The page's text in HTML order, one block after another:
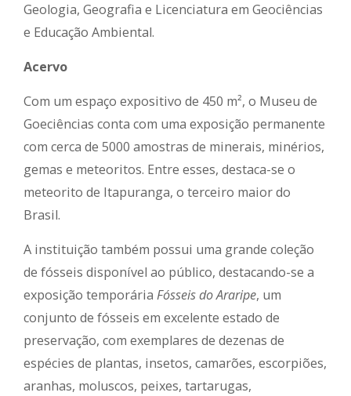
Geologia, Geografia e Licenciatura em Geociências
e Educação Ambiental.
Acervo
Com um espaço expositivo de 450 m², o Museu de
Goeciências conta com uma exposição permanente
com cerca de 5000 amostras de minerais, minérios,
gemas e meteoritos. Entre esses, destaca-se o
meteorito de Itapuranga, o terceiro maior do
Brasil.
A instituição também possui uma grande coleção
de fósseis disponível ao público, destacando-se a
exposição temporária Fósseis do Araripe, um
conjunto de fósseis em excelente estado de
preservação, com exemplares de dezenas de
espécies de plantas, insetos, camarões, escorpiões,
aranhas, moluscos, peixes, tartarugas,